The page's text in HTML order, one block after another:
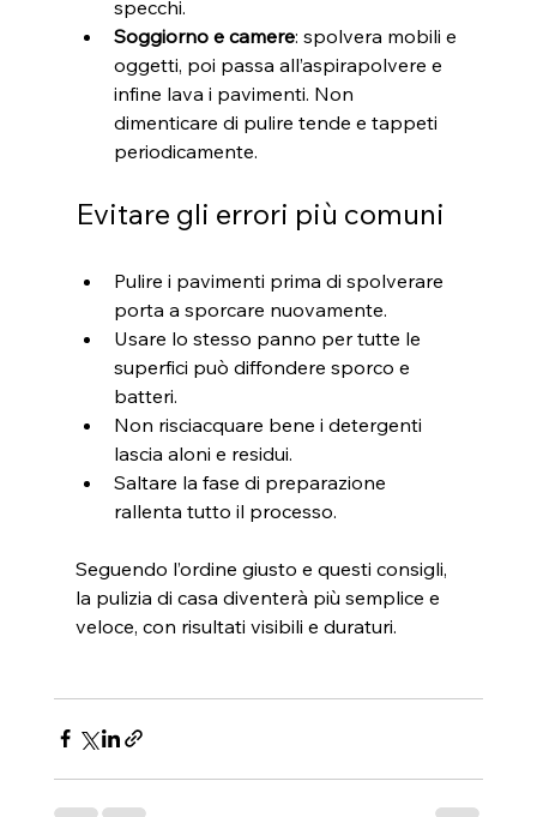
specchi.
Soggiorno e camere: spolvera mobili e
oggetti, poi passa all’aspirapolvere e
infine lava i pavimenti. Non
dimenticare di pulire tende e tappeti
periodicamente.
Evitare gli errori più comuni
Pulire i pavimenti prima di spolverare
porta a sporcare nuovamente.
Usare lo stesso panno per tutte le
superfici può diffondere sporco e
batteri.
Non risciacquare bene i detergenti
lascia aloni e residui.
Saltare la fase di preparazione
rallenta tutto il processo.
Seguendo l’ordine giusto e questi consigli,
la pulizia di casa diventerà più semplice e
veloce, con risultati visibili e duraturi.